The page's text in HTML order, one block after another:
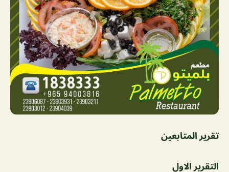
تقرير المتابعين
التقرير الاول